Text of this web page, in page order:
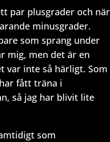
par plusgrader och när
minusgrader.
som sprang under
mig, men det är en
var inte så härligt. Som
fått träna i
så jag har blivit lite
som